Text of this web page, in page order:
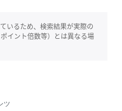
いるため、検索結果が実際の
イント倍数等）とは異なる場
ツ